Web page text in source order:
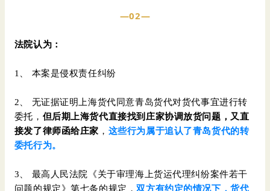
—02—
法院认为：
1、 本案是侵权责任纠纷
2、 无证据证明上海货代同意青岛货代对货代事宜进行转
委托， 但后期上海货代直接找到庄家协调放货问题，又直
接发了律师函给庄家 ， 这些行为属于追认了青岛货代的转
委托行为。
3、 最高人民法院《关于审理海上货运代理纠纷案件若干
问题的规定》第七条的规定，双方有约定的情况下，货代